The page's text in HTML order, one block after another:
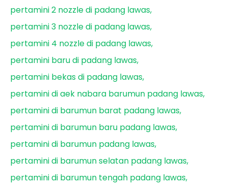
pertamini 2 nozzle di padang lawas
pertamini 3 nozzle di padang lawas
pertamini 4 nozzle di padang lawas
pertamini baru di padang lawas
pertamini bekas di padang lawas
pertamini di aek nabara barumun padang lawas
pertamini di barumun barat padang lawas
pertamini di barumun baru padang lawas
pertamini di barumun padang lawas
pertamini di barumun selatan padang lawas
pertamini di barumun tengah padang lawas